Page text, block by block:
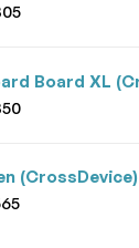
Board XL
(CrossDevice)